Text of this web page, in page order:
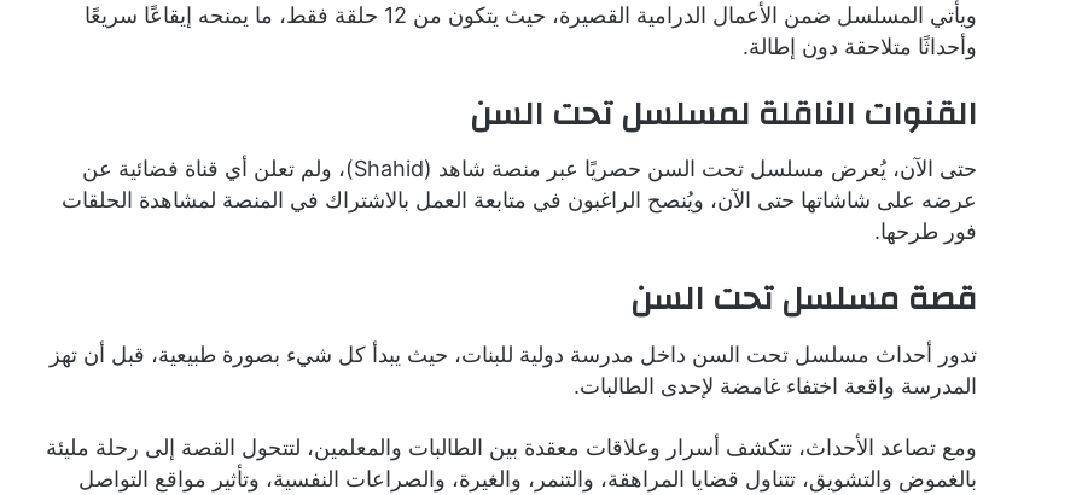
ويأتي المسلسل ضمن الأعمال الدرامية القصيرة، حيث يتكون من 12 حلقة فقط، ما يمنحه إيقاعًا سريعًا
وأحداثًا متلاحقة دون إطالة.
القنوات الناقلة لمسلسل تحت السن
حتى الآن، يُعرض مسلسل تحت السن حصريًا عبر منصة شاهد (Shahid)، ولم تعلن أي قناة فضائية عن
عرضه على شاشاتها حتى الآن، ويُنصح الراغبون في متابعة العمل بالاشتراك في المنصة لمشاهدة الحلقات
فور طرحها.
قصة مسلسل تحت السن
تدور أحداث مسلسل تحت السن داخل مدرسة دولية للبنات، حيث يبدأ كل شيء بصورة طبيعية، قبل أن تهز
المدرسة واقعة اختفاء غامضة لإحدى الطالبات.
ومع تصاعد الأحداث، تتكشف أسرار وعلاقات معقدة بين الطالبات والمعلمين، لتتحول القصة إلى رحلة مليئة
بالغموض والتشويق، تتناول قضايا المراهقة، والتنمر، والغيرة، والصراعات النفسية، وتأثير مواقع التواصل